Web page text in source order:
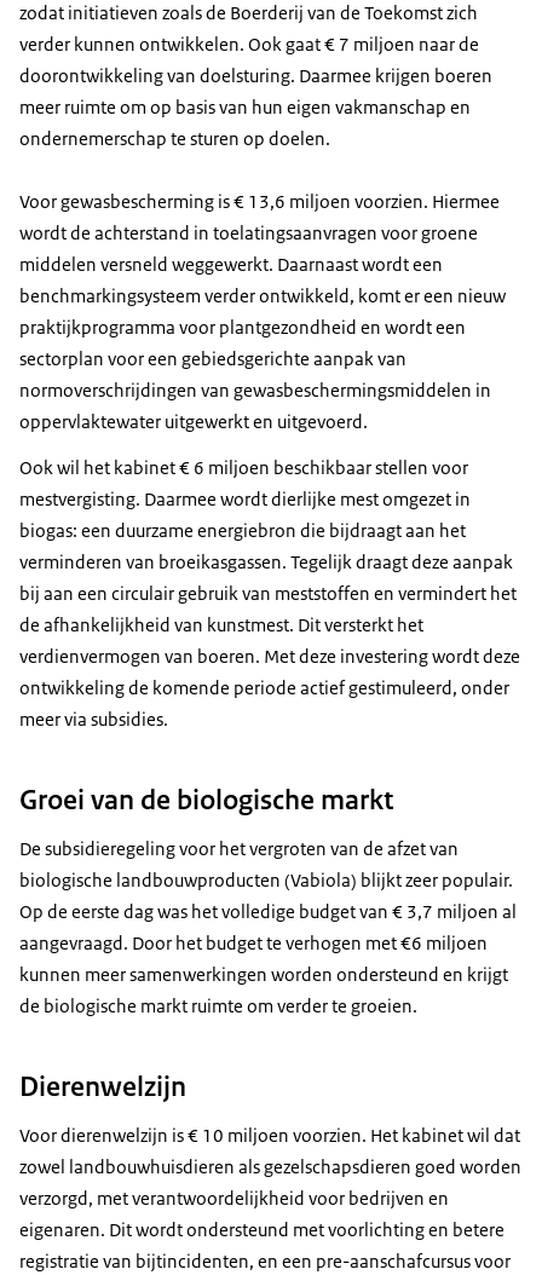
zodat initiatieven zoals de Boerderij van de Toekomst zich
verder kunnen ontwikkelen. Ook gaat € 7 miljoen naar de
doorontwikkeling van doelsturing. Daarmee krijgen boeren
meer ruimte om op basis van hun eigen vakmanschap en
ondernemerschap te sturen op doelen.
Voor gewasbescherming is € 13,6 miljoen voorzien. Hiermee
wordt de achterstand in toelatingsaanvragen voor groene
middelen versneld weggewerkt. Daarnaast wordt een
benchmarkingsysteem verder ontwikkeld, komt er een nieuw
praktijkprogramma voor plantgezondheid en wordt een
sectorplan voor een gebiedsgerichte aanpak van
normoverschrijdingen van gewasbeschermingsmiddelen in
oppervlaktewater uitgewerkt en uitgevoerd.
Ook wil het kabinet € 6 miljoen beschikbaar stellen voor
mestvergisting. Daarmee wordt dierlijke mest omgezet in
biogas: een duurzame energiebron die bijdraagt aan het
verminderen van broeikasgassen. Tegelijk draagt deze aanpak
bij aan een circulair gebruik van meststoffen en vermindert het
de afhankelijkheid van kunstmest. Dit versterkt het
verdienvermogen van boeren. Met deze investering wordt deze
ontwikkeling de komende periode actief gestimuleerd, onder
meer via subsidies.
Groei van de biologische markt
De subsidieregeling voor het vergroten van de afzet van
biologische landbouwproducten (Vabiola) blijkt zeer populair.
Op de eerste dag was het volledige budget van € 3,7 miljoen al
aangevraagd. Door het budget te verhogen met €6 miljoen
kunnen meer samenwerkingen worden ondersteund en krijgt
de biologische markt ruimte om verder te groeien.
Dierenwelzijn
Voor dierenwelzijn is € 10 miljoen voorzien. Het kabinet wil dat
zowel landbouwhuisdieren als gezelschapsdieren goed worden
verzorgd, met verantwoordelijkheid voor bedrijven en
eigenaren. Dit wordt ondersteund met voorlichting en betere
registratie van bijtincidenten, en een pre-aanschafcursus voor